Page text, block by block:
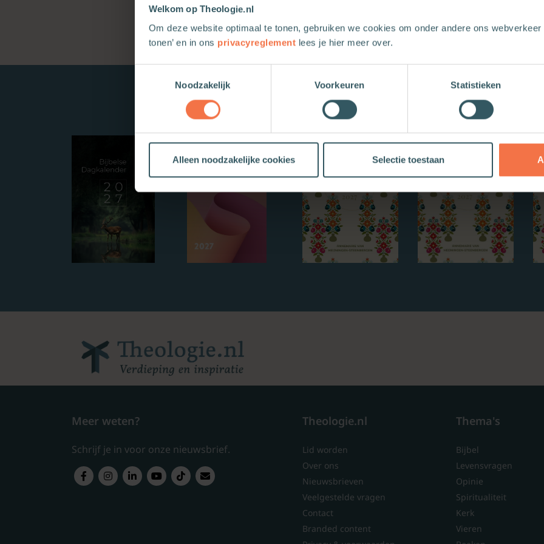
Welkom op Theologie.nl
Om deze website optimaal te tonen, gebruiken we cookies om onder andere ons webverkeer
tonen’ en in ons privacyreglement lees je hier meer over.
Noodzakelijk
Voorkeuren Statistieken
Alleen noodzakelijke cookies Selectie toestaan
Nieuwe boeken
Meer weten?
Schrijf je in voor onze nieuwsbrief.
Theologie.nl
Lid worden
Over ons
Nieuwsbrieven
Veelgestelde vragen
Contact
Branded content
Thema's
Bijbel
Levensvragen
Opinie
Spiritualiteit
Kerk
Vieren